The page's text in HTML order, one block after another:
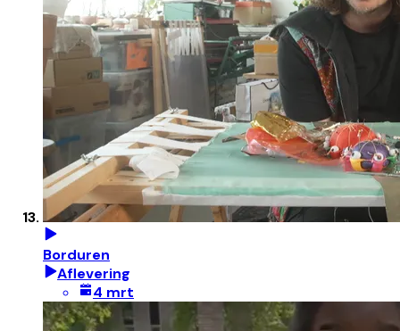
Borduren
Aflevering
4 mrt